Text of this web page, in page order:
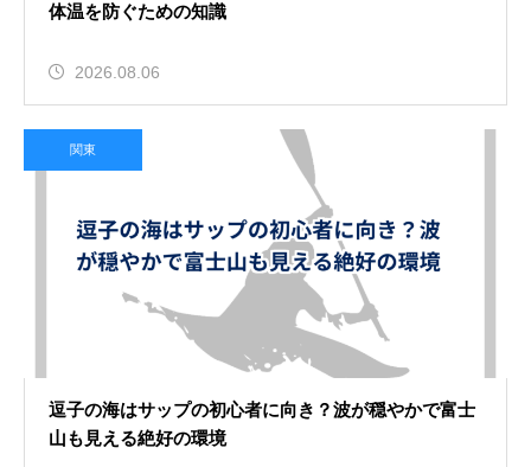
体温を防ぐための知識
2026.08.06
関東
逗子の海はサップの初心者に向き？波が穏やかで富士
山も見える絶好の環境